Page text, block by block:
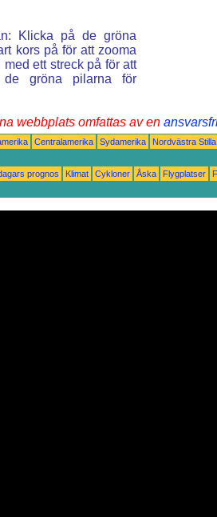
Klicka på de gröna
kors på för att zooma
ett streck på för att
gröna pilarna för
webbplats omfattas av en
Centralamerika Sydamerika
Nordvästra
prognos Klimat Cykloner Åska Flygplatser